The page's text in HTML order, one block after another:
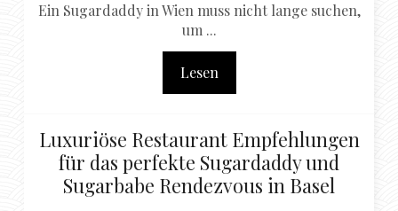
Ein Sugardaddy in Wien muss nicht lange suchen,
um ...
Lesen
Luxuriöse Restaurant Empfehlungen
für das perfekte Sugardaddy und
Sugarbabe Rendezvous in Basel